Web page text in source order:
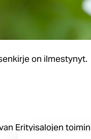
on ilmestynyt.
Erityisalojen